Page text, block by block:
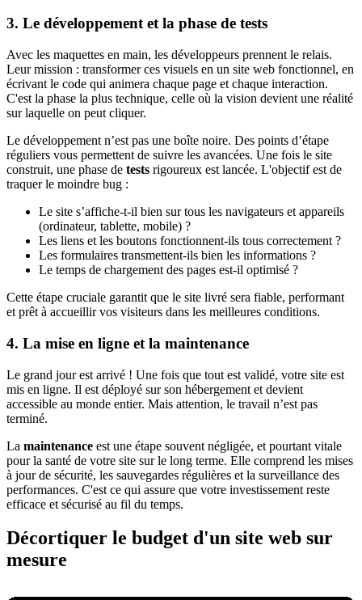
3. Le développement et la phase de tests
Avec les maquettes en main, les développeurs prennent le relais.
Leur mission : transformer ces visuels en un site web fonctionnel, en
écrivant le code qui animera chaque page et chaque interaction.
C'est la phase la plus technique, celle où la vision devient une réalité
sur laquelle on peut cliquer.
Le développement n’est pas une boîte noire. Des points d’étape
réguliers vous permettent de suivre les avancées. Une fois le site
construit, une phase de tests rigoureux est lancée. L'objectif est de
traquer le moindre bug :
Le site s’affiche-t-il bien sur tous les navigateurs et appareils
(ordinateur, tablette, mobile) ?
Les liens et les boutons fonctionnent-ils tous correctement ?
Les formulaires transmettent-ils bien les informations ?
Le temps de chargement des pages est-il optimisé ?
Cette étape cruciale garantit que le site livré sera fiable, performant
et prêt à accueillir vos visiteurs dans les meilleures conditions.
4. La mise en ligne et la maintenance
Le grand jour est arrivé ! Une fois que tout est validé, votre site est
mis en ligne. Il est déployé sur son hébergement et devient
accessible au monde entier. Mais attention, le travail n’est pas
terminé.
La maintenance est une étape souvent négligée, et pourtant vitale
pour la santé de votre site sur le long terme. Elle comprend les mises
à jour de sécurité, les sauvegardes régulières et la surveillance des
performances. C'est ce qui assure que votre investissement reste
efficace et sécurisé au fil du temps.
Décortiquer le budget d'un site web sur
mesure